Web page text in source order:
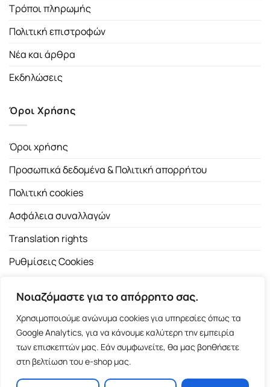
Νοιαζόμαστε για το απόρρητο σας.
Χρησιμοποιούμε ανώνυμα cookies για υπηρεσίες όπως τα
Google Analytics, για να κάνουμε καλύτερη την εμπειρία
των επισκεπτών μας. Εάν συμφωνείτε, θα μας βοηθήσετε
στη βελτίωση του e-shop μας.
Τρόποι πληρωμής
Πολιτική επιστροφών
Νέα και άρθρα
Εκδηλώσεις
Όροι Χρήσης
Όροι χρήσης
Προσωπικά δεδομένα & Πολιτική απορρήτου
Πολιτική cookies
Ασφάλεια συναλλαγών
Translation rights
Ρυθμίσεις Cookies
Copyright 2026 ©Εκδοτικός Οίκος Α.Α. Λιβάνη| All rights
reserved.
Σόλωνος 98, 10680 Αθήνα | Τ:2103661200- F: 2103617791